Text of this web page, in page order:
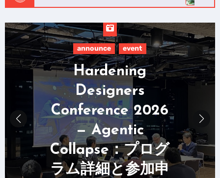
announce event
Hardening
Designers
Conference 2026
— Agentic
Collapse：プログ
ラム詳細と参加申